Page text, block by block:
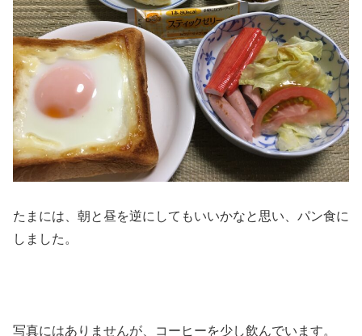
たまには、朝と昼を逆にしてもいいかなと思い、パン食に
しました。
写真にはありませんが、コーヒーを少し飲んでいます。